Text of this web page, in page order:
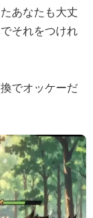
あなたも大丈
それをつけれ
でオッケーだ